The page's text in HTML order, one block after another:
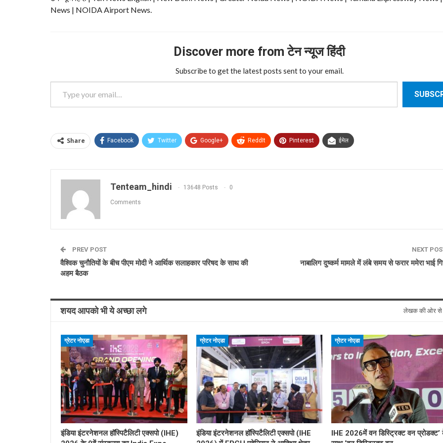
News | NOIDA Airport News.
Discover more from टेन न्यूज हिंदी
Subscribe to get the latest posts sent to your email.
Type your email…
Share Facebook Twitter Google+ ReddIt Pinterest ईमेल
Tenteam_hindi 13648 Posts 0
Comments
PREV POST
वैश्विक चुनौतियों के बीच पीएम मोदी ने आर्थिक सलाहकार परिषद के साथ की
अहम बैठक
NEXT
नाबालिग दुष्कर्म मामले में लंबे समय से फरार ममेरा भाई
शयद आपको भी ये अच्छा लगे लेखक की ओर से
ग्रेटर नोएडा
इंडिया इंटरनेशनल हॉस्पिटैलिटी एक्सपो (IHE)
ग्रेटर नोएडा
इंडिया इंटरनेशनल हॉस्पिटैलिटी एक्सपो (IHE
ग्रेटर नोएडा
IHE 2026में वन डिस्ट्रिक्ट वन